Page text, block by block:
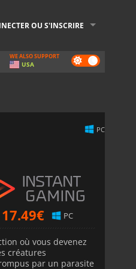
OU S'INSCRIRE
Dark
mode
WE ALSO SUPPORT
USA
PC
17.49€ PC
où vous devenez
créatures
par un parasite